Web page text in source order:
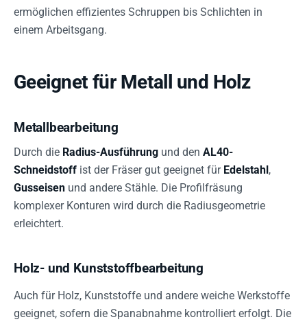
ermöglichen effizientes Schruppen bis Schlichten in
einem Arbeitsgang.
Geeignet für Metall und Holz
Metallbearbeitung
Durch die Radius-Ausführung und den AL40-
Schneidstoff ist der Fräser gut geeignet für Edelstahl,
Gusseisen und andere Stähle. Die Profilfräsung
komplexer Konturen wird durch die Radiusgeometrie
erleichtert.
Holz- und Kunststoffbearbeitung
Auch für Holz, Kunststoffe und andere weiche Werkstoffe
geeignet, sofern die Spanabnahme kontrolliert erfolgt. Die